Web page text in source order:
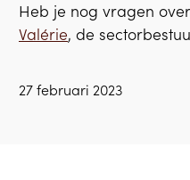
Heb je nog vragen
Valérie, de
27 februari 2023